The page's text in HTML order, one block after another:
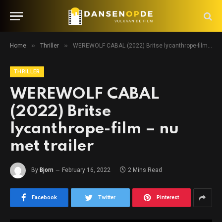
Home » Thriller » WEREWOLF CABAL (2022) Britse lycanthrope-film – nu met trailer
THRILLER
WEREWOLF CABAL
(2022) Britse
lycanthrope-film – nu
met trailer
By Bjorn February 16, 2022 2 Mins Read
Facebook Twitter Pinterest